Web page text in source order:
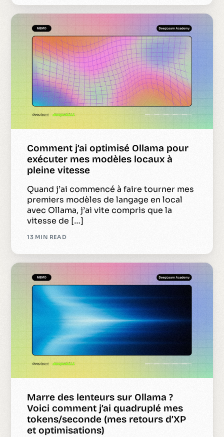
Comment j’ai optimisé Ollama pour
exécuter mes modèles locaux à
pleine vitesse
Quand j’ai commencé à faire tourner mes
premiers modèles de langage en local
avec Ollama, j’ai vite compris que la
vitesse de […]
13 MIN READ
Marre des lenteurs sur Ollama ?
Voici comment j’ai quadruplé mes
tokens/seconde (mes retours d’XP
et optimisations)